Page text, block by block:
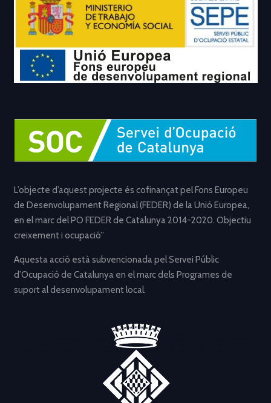
L’objecte d’aquest projecte és cofinançat pel Fons Europeu
de Desenvolupament Regional (FEDER) de la Unió Europea,
en el marc del PO FEDER de Catalunya 2014-2020. Objectiu
creixement i ocupació”
Aquesta acció està subvencionada pel Servei Públic
d’Ocupació de Catalunya en el marc dels Programes de
suport al desenvolupament local.